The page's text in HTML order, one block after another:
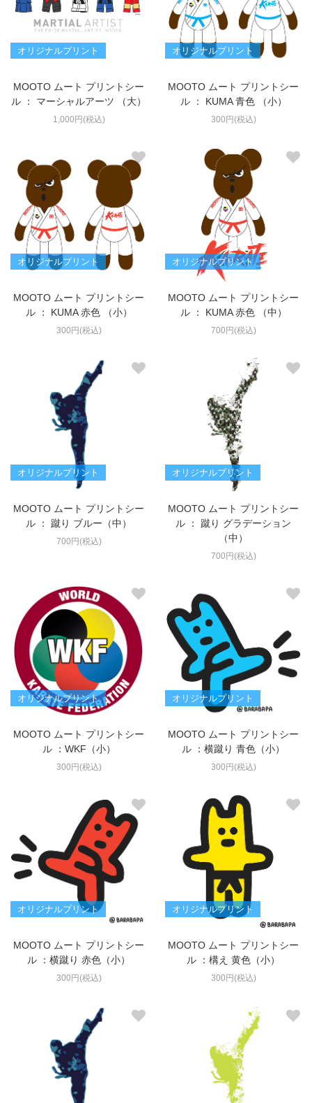
オリジナルプリント
MOOTO ムート プリントシー
ル ： マーシャルアーツ （大）
1,000円(税込)
オリジナルプリント
MOOTO ムート プリントシー
ル ： KUMA 青色 （小）
300円(税込)
オリジナルプリント
MOOTO ムート プリントシー
ル ： KUMA 赤色 （小）
300円(税込)
オリジナルプリント
MOOTO ムート プリントシー
ル ： KUMA 赤色 （中）
700円(税込)
オリジナルプリント
MOOTO ムート プリントシー
ル ： 蹴り ブルー（中）
700円(税込)
オリジナルプリント
MOOTO ムート プリントシー
ル ： 蹴り グラデーション
（中）
700円(税込)
オリジナルプリント
MOOTO ムート プリントシー
ル ：WKF（小）
300円(税込)
オリジナルプリント
MOOTO ムート プリントシー
ル ：横蹴り 青色（小）
300円(税込)
オリジナルプリント
MOOTO ムート プリントシー
ル ：横蹴り 赤色（小）
300円(税込)
オリジナルプリント
MOOTO ムート プリントシー
ル ：構え 黄色（小）
300円(税込)